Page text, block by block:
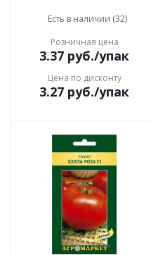
Есть в наличии (32)
Розничная цена
3.37 руб./упак
Цена по дисконту
3.27 руб./упак